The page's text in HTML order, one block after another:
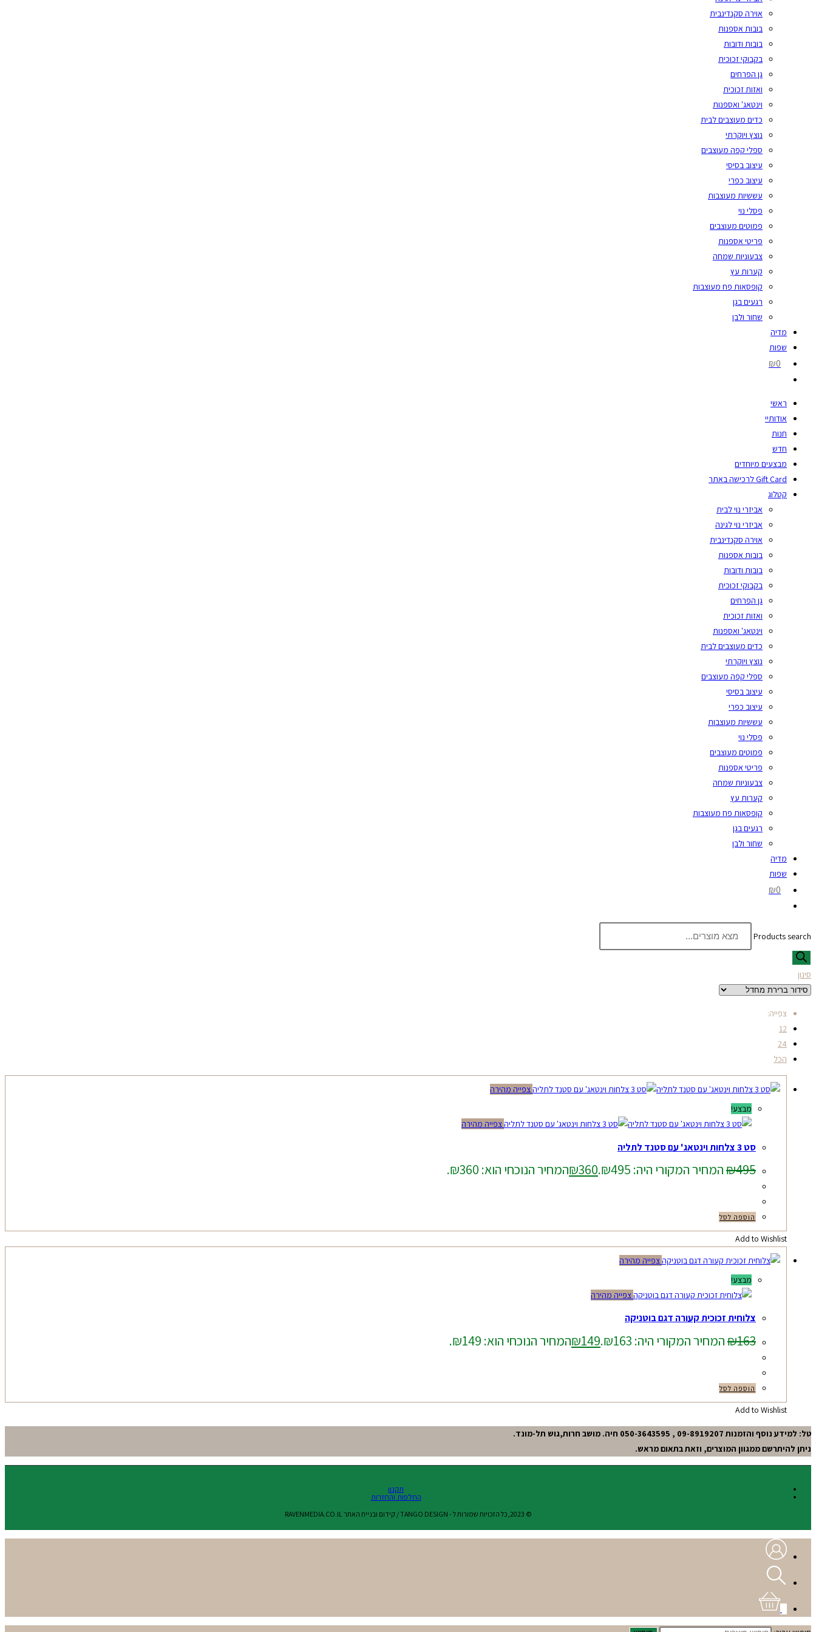
אוירה סקנדינבית
בובות אספנות
בובות ודובות
בקבוקי זכוכית
גן הפרחים
ואזות זכוכית
וינטאג' ואספנות
כדים מעוצבים לבית
נוצץ ויוקרתי
ספלי קפה מעוצבים
עיצוב בסיסי
עיצוב כפרי
עששיות מעוצבות
פסלי נוי
פמוטים מעוצבים
פריטי אספנות
צבעוניות שמחה
קערות עץ
קופסאות פח מעוצבות
רגעים בגן
שחור ולבן
מדיה
שפות
₪0
ראשי
אודותיי
חנות
חדש
מבצעים מיוחדים
Gift Card לרכישה באתר
קטלוג
אביזרי נוי לבית
אביזרי נוי לגינה
אוירה סקנדינבית
בובות אספנות
בובות ודובות
בקבוקי זכוכית
גן הפרחים
ואזות זכוכית
וינטאג' ואספנות
כדים מעוצבים לבית
נוצץ ויוקרתי
ספלי קפה מעוצבים
עיצוב בסיסי
עיצוב כפרי
עששיות מעוצבות
פסלי נוי
פמוטים מעוצבים
פריטי אספנות
צבעוניות שמחה
קערות עץ
קופסאות פח מעוצבות
רגעים בגן
שחור ולבן
מדיה
שפות
₪0
Products search
סינון
צפייה:
12
24
הכל
צפייה מהירה
מבצע!
צפייה מהירה
סט 3 צלחות וינטאג' עם סטנד לתליה
₪495 המחיר המקורי היה: ₪495. ₪360 המחיר הנוכחי הוא: ₪360.
הוספה לסל
Add to Wishlist
צפייה מהירה
מבצע!
צפייה מהירה
צלוחית זכוכית קעורה דגם בוטניקה
₪163 המחיר המקורי היה: ₪163. ₪149 המחיר הנוכחי הוא: ₪149.
הוספה לסל
Add to Wishlist
טל: למידע נוסף והזמנות 09-8919207 , 050-3643595 חיה. מושב חרות,גוש תל-מונד.
ניתן להיתרשם ממגוון המוצרים, וזאת בתאום מראש.
תקנון
החלפות והחזרות
© 2023,כל הזכויות שמורות ל - TANGO DESIGN / קידום ובניית האתר RAVENMEDIA.CO.IL